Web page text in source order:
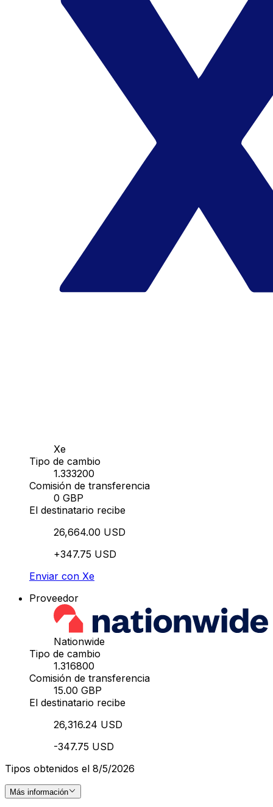
Xe
Tipo de cambio
1.333200
Comisión de transferencia
0 GBP
El destinatario recibe
26,664.00 USD
+347.75 USD
Enviar con Xe
Proveedor
Nationwide
Tipo de cambio
1.316800
Comisión de transferencia
15.00 GBP
El destinatario recibe
26,316.24 USD
-347.75 USD
Tipos obtenidos el 8/5/2026
Más información